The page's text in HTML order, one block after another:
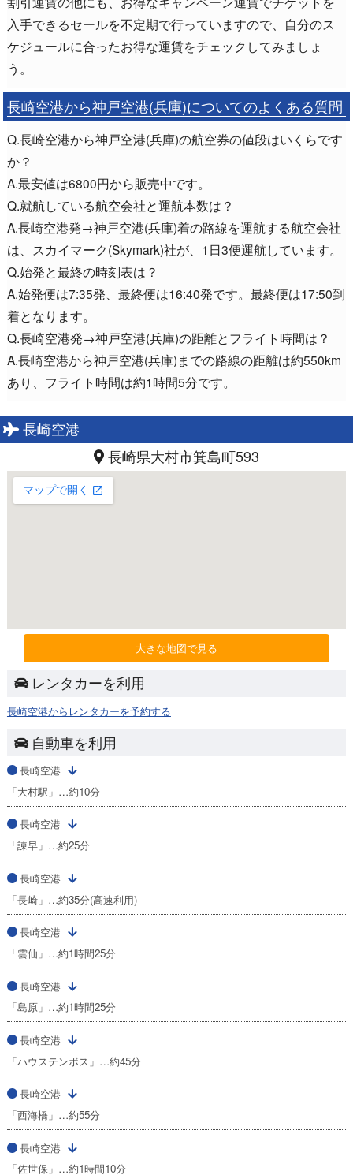
入手できるセールを不定期で行っていますので、自分のス
ケジュールに合ったお得な運賃をチェックしてみましょ
う。
長崎空港から神戸空港(兵庫)についてのよくある質問
Q.長崎空港から神戸空港(兵庫)の航空券の値段はいくらです
か？
A.最安値は6800円から販売中です。
Q.就航している航空会社と運航本数は？
A.長崎空港発→神戸空港(兵庫)着の路線を運航する航空会社
は、スカイマーク(Skymark)社が、1日3便運航しています。
Q.始発と最終の時刻表は？
A.始発便は7:35発、最終便は16:40発です。最終便は17:50到
着となります。
Q.長崎空港発→神戸空港(兵庫)の距離とフライト時間は？
A.長崎空港から神戸空港(兵庫)までの路線の距離は約550km
あり、フライト時間は約1時間5分です。
長崎空港
長崎県大村市箕島町593
大きな地図で見る
レンタカーを利用
長崎空港からレンタカーを予約する
自動車を利用
長崎空港
「大村駅」…約10分
長崎空港
「諫早」…約25分
長崎空港
「長崎」…約35分(高速利用)
長崎空港
「雲仙」…約1時間25分
長崎空港
「島原」…約1時間25分
長崎空港
「ハウステンボス」…約45分
長崎空港
「西海橋」…約55分
長崎空港
「佐世保」…約1時間10分